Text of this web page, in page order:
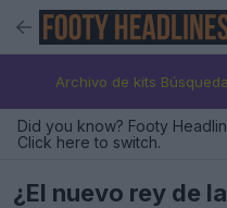
Archivo de kits
Did you know? Footy
Click here to switch.
¿El nuevo rey de